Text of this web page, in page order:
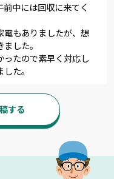
中には回収に来てく
電もありましたが、想
した。
ったので素早く対応し
た。
する